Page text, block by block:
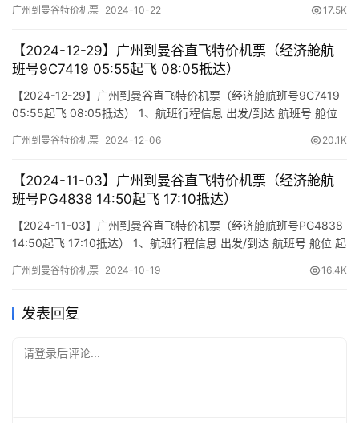
(class) (Departure Time) (Arrival Time) 出发(TakeOff)…
广州到曼谷特价机票 2024-10-22 17.5K
【2024-12-29】广州到曼谷直飞特价机票（经济舱航
班号9C7419 05:55起飞 08:05抵达）
【2024-12-29】广州到曼谷直飞特价机票（经济舱航班号9C7419
05:55起飞 08:05抵达） 1、航班行程信息 出发/到达 航班号 舱位
(class) (Departure Time) (Arrival Time) 出发(TakeOff)…
广州到曼谷特价机票 2024-12-06 20.1K
【2024-11-03】广州到曼谷直飞特价机票（经济舱航
班号PG4838 14:50起飞 17:10抵达）
【2024-11-03】广州到曼谷直飞特价机票（经济舱航班号PG4838
14:50起飞 17:10抵达） 1、航班行程信息 出发/到达 航班号 舱位 起
(class) (Departure Time) (Arrival Time) 出发(TakeOff)…
广州到曼谷特价机票 2024-10-19 16.4K
发表回复
请登录后评论...